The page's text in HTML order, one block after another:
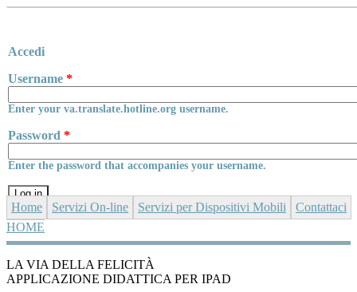
Accedi
Username *
Enter your va.translate.hotline.org username.
Password *
Enter the password that accompanies your username.
Home Servizi On-line Servizi per Dispositivi Mobili Contattaci
YOU ARE HERE
HOME
LA VIA DELLA FELICITÀ
APPLICAZIONE DIDATTICA PER IPAD